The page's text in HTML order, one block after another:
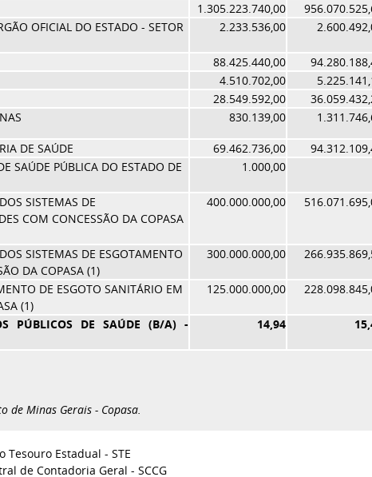
1.305.223.740,00
OFICIAL DO ESTADO - SETOR
2.233.536,00
88.425.440,00
4.510.702,00
28.549.592,00
830.139,00
DE SAÚDE 69.462.736,00
SAÚDE PÚBLICA DO ESTADO DE
1.000,00
SISTEMAS DE
COM CONCESSÃO DA COPASA
400.000.000,00
SISTEMAS DE ESGOTAMENTO
DA COPASA (1)
300.000.000,00
DE ESGOTO SANITÁRIO EM
(1)
125.000.000,00
PÚBLICOS DE SAÚDE (B/A) -
14,94
de Minas Gerais - Copasa.
Tesouro Estadual - STE
de Contadoria Geral - SCCG